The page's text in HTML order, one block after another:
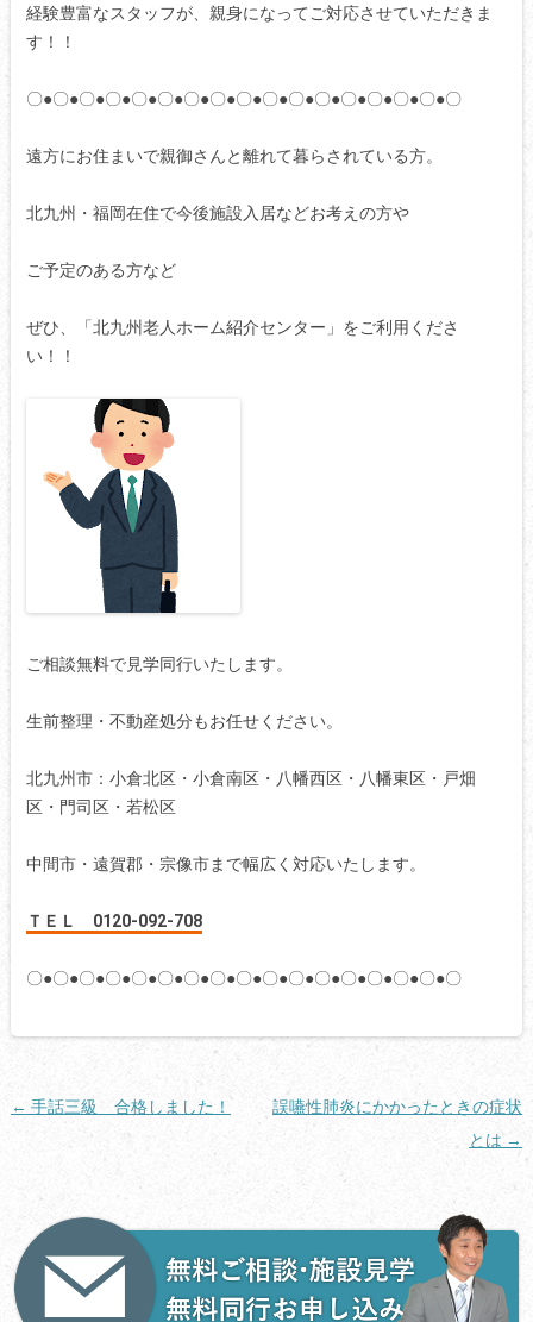
経験豊富なスタッフが、親身になってご対応させていただきま
す！！
〇●〇●〇●〇●〇●〇●〇●〇●〇●〇●〇●〇●〇●〇●〇●〇●〇
遠方にお住まいで親御さんと離れて暮らされている方。
北九州・福岡在住で今後施設入居などお考えの方や
ご予定のある方など
ぜひ、「北九州老人ホーム紹介センター」をご利用くださ
い！！
ご相談無料で見学同行いたします。
生前整理・不動産処分もお任せください。
北九州市：小倉北区・小倉南区・八幡西区・八幡東区・戸畑
区・門司区・若松区
中間市・遠賀郡・宗像市まで幅広く対応いたします。
ＴＥＬ 0120-092-708
〇●〇●〇●〇●〇●〇●〇●〇●〇●〇●〇●〇●〇●〇●〇●〇●〇
投
ー
シ
← 手話三級 合格しました！
誤嚥性肺炎にかかったときの症状
とは →